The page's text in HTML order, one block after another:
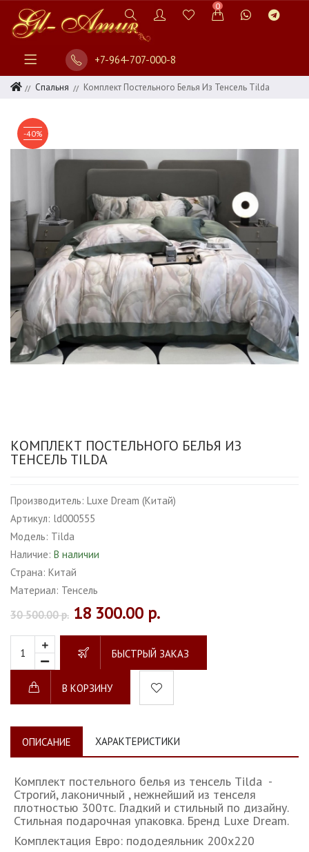
0
+7-964-707-000-8
Спальня Комплект Постельного Белья Из Тенсель Tilda
-40%
КОМПЛЕКТ ПОСТЕЛЬНОГО БЕЛЬЯ ИЗ
ТЕНСЕЛЬ TILDA
Производитель: Luxe Dream (Китай)
Артикул: ld000555
Модель: Tilda
Наличие: В наличии
Страна: Китай
Материал: Тенсель
30 500.00 р. 18 300.00 р.
БЫСТРЫЙ ЗАКАЗ
В КОРЗИНУ
ОПИСАНИЕ ХАРАКТЕРИСТИКИ
Комплект постельного белья из тенсель Tilda -
Строгий, лаконичный , нежнейший из тенселя
плотностью 300тс. Гладкий и стильный по дизайну.
Стильная подарочная упаковка. Бренд Luxe Dream.
Комплектация Евро: пододеяльник 200х220